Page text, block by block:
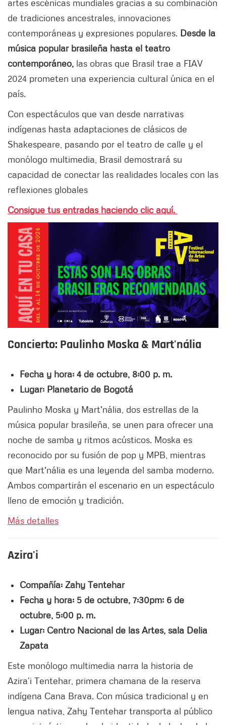
artes escénicas mundiales gracias a su combinación
de tradiciones ancestrales, innovaciones
contemporáneas y expresiones populares. Desde la
música popular brasileña hasta el teatro
contemporáneo, las obras que Brasil trae a FIAV
2024 prometen una experiencia cultural única en el
país.
Con espectáculos que van desde narrativas
indígenas hasta adaptaciones de clásicos de
Shakespeare, pasando por el teatro de calle y el
monólogo multimedia, Brasil demostrará su
capacidad de conectar las realidades locales con las
reflexiones globales
Consigue tus entradas haciendo clic aquí.
Concierto: Paulinho Moska & Mart'nália
Fecha y hora: 4 de octubre, 8:00 p. m.
Lugar: Planetario de Bogotá
Paulinho Moska y Mart'nália, dos estrellas de la
música popular brasileña, se unen para ofrecer una
noche de samba y ritmos acústicos. Moska es
reconocido por su fusión de pop y MPB, mientras
que Mart'nália es una leyenda del samba moderno.
Ambos compartirán el escenario en un espectáculo
lleno de emoción y tradición.
Más detalles
Azira'i
Compañía: Zahy Tentehar
Fecha y hora: 5 de octubre, 7:30pm; 6 de
octubre, 5:00 p. m.
Lugar: Centro Nacional de las Artes, sala Delia
Zapata
Este monólogo multimedia narra la historia de
Azira’i Tentehar, primera chamana de la reserva
indígena Cana Brava. Con música tradicional y en
lengua nativa, Zahy Tentehar transporta al público